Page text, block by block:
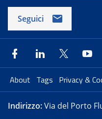
Seguici
About Tags Privacy &
Indirizzo:Via del Porto